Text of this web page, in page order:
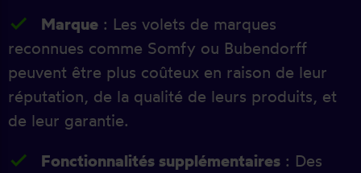
Marque : Les volets de marques
reconnues comme Somfy ou Bubendorff
peuvent être plus coûteux en raison de leur
réputation, de la qualité de leurs produits, et
de leur garantie.
Fonctionnalités supplémentaires : Des